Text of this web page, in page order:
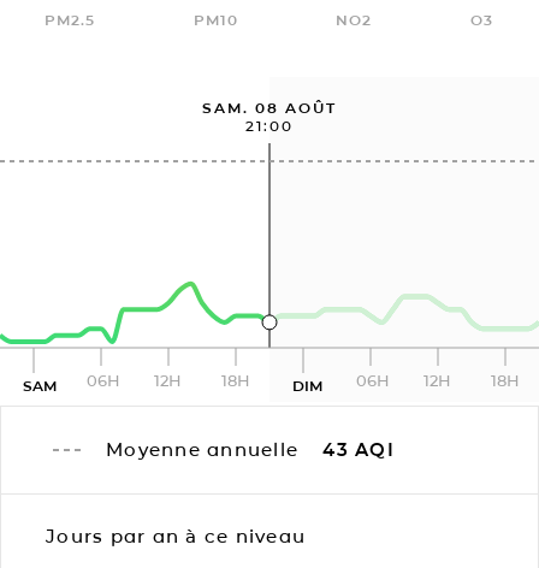
PM2.5 PM10 NO2 O3
SAM. 08 AOÛT
21:00
SAM 06H 12H 18H DIM 06H 12H 18H
Moyenne annuelle 43 AQI
Jours par an à ce niveau